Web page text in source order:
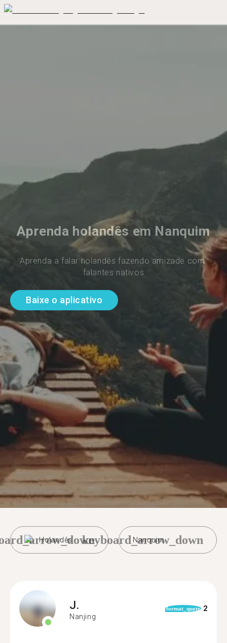
Aprenda holandês em Nanquim
Aprenda a falar holandês fazendo amizade com
falantes nativos
Baixe o aplicativo
Holandês Nanquim
keyboard_arrow_down
J.
Nanjing
format_quote 2